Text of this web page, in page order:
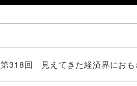
第318回 見えてきた経済界におも